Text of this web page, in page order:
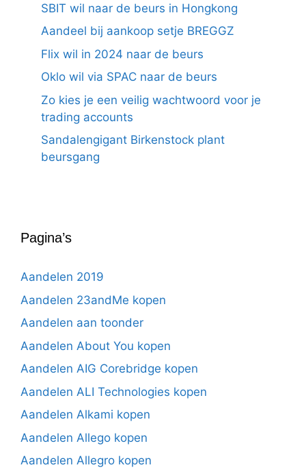
SBIT wil naar de beurs in Hongkong
Aandeel bij aankoop setje BREGGZ
Flix wil in 2024 naar de beurs
Oklo wil via SPAC naar de beurs
Zo kies je een veilig wachtwoord voor je
trading accounts
Sandalengigant Birkenstock plant
beursgang
Pagina’s
Aandelen 2019
Aandelen 23andMe kopen
Aandelen aan toonder
Aandelen About You kopen
Aandelen AIG Corebridge kopen
Aandelen ALI Technologies kopen
Aandelen Alkami kopen
Aandelen Allego kopen
Aandelen Allegro kopen